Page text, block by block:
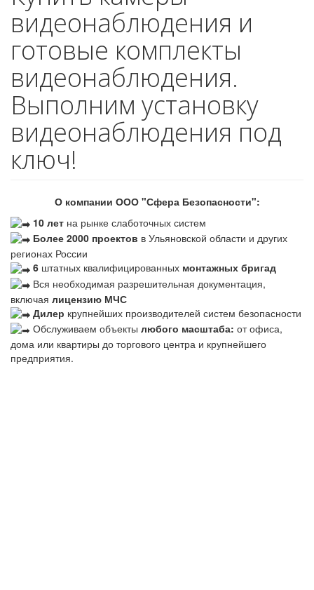
видеонаблюдения и
готовые комплекты
видеонаблюдения.
Выполним установку
видеонаблюдения под
ключ!
О компании ООО "Сфера Безопасности":
10 лет на рынке слаботочных систем
Более 2000 проектов в Ульяновской области и других
регионах России
6 штатных квалифицированных монтажных бригад
Вся необходимая разрешительная документация,
включая лицензию МЧС
Дилер крупнейших производителей систем безопасности
Обслуживаем объекты любого масштаба: от офиса,
дома или квартиры до торгового центра и крупнейшего
предприятия.